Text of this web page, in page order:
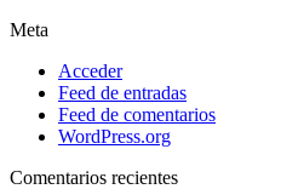
Meta
Acceder
Feed de entradas
Feed de comentarios
WordPress.org
Comentarios recientes